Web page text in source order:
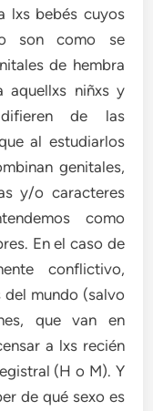
lxs bebés cuyos
son como se
de hembra
aquellxs niñxs y
de las
al estudiarlos
genitales,
y/o caracteres
como
En el caso de
conflictivo,
mundo (salvo
que van en
a lxs recién
(H o M). Y
de qué sexo es